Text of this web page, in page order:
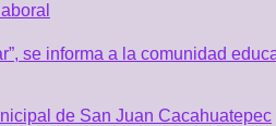
se informa a la comunidad
de San Juan Cacahuatepec